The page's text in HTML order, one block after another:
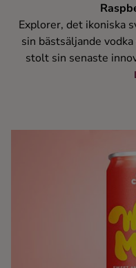
Explorer, det ikoniska
sin bästsäljande
stolt sin senaste
Lemonade. Denna